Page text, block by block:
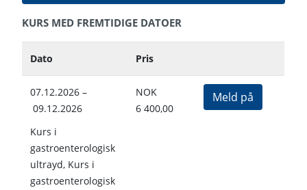
KURS MED FREMTIDIGE DATOER
Dato Pris
07.12.2026 –
09.12.2026
Kurs i
gastroenterologisk
ultrayd, Kurs i
gastroenterologisk
NOK
6 400,00
Meld på